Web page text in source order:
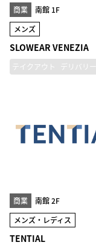
商業
南館 1F
メンズ
SLOWEAR VENEZIA
テイクアウト デリバリー
商業
南館 2F
メンズ・レディス
TENTIAL